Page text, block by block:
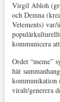
Virgil Abloh
och Demna
Vetements)
kommunicera
Ordet “meme”
här
kommunikation
viralt/generera